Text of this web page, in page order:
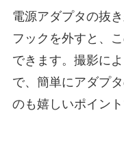
電源アダプタの抜
フックを外すと、
できます。撮影に
で、簡単にアダプ
のも嬉しいポイント